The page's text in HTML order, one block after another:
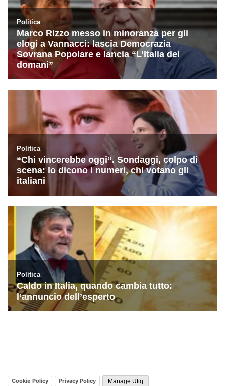
Cookie Policy Privacy Policy Manage Utiq